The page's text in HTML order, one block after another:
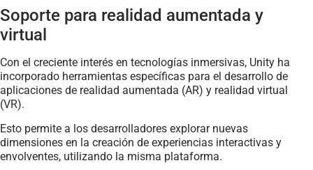
Soporte para realidad aumentada y
virtual
Con el creciente interés en tecnologías inmersivas, Unity ha
incorporado herramientas específicas para el desarrollo de
aplicaciones de realidad aumentada (AR) y realidad virtual
(VR).
Esto permite a los desarrolladores explorar nuevas
dimensiones en la creación de experiencias interactivas y
envolventes, utilizando la misma plataforma.